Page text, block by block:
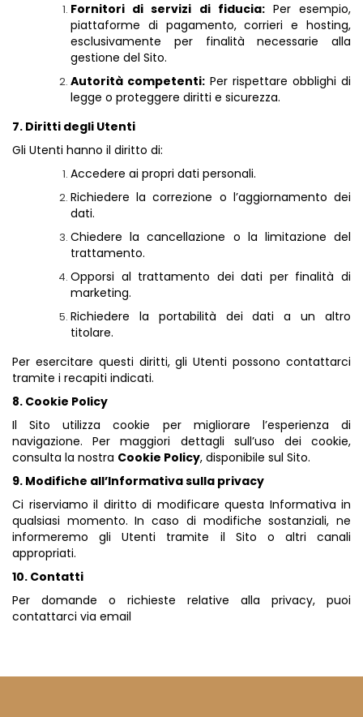
Fornitori di servizi di fiducia:Per esempio,
piattaforme di pagamento, corrieri e hosting,
esclusivamente per finalità necessarie alla
gestione del Sito.
Autorità competenti: Per rispettare obblighi di
legge o proteggere diritti e sicurezza.
7. Diritti degli Utenti
Gli Utenti hanno il diritto di:
Accedere ai propri dati personali.
Richiedere la correzione o l’aggiornamento dei
dati.
Chiedere la cancellazione o la limitazione del
trattamento.
Opporsi al trattamento dei dati per finalità di
marketing.
Richiedere la portabilità dei dati a un altro
titolare.
Per esercitare questi diritti, gli Utenti possono contattarci
tramite i recapiti indicati.
8. Cookie Policy
Il Sito utilizza cookie per migliorare l’esperienza di
navigazione. Per maggiori dettagli sull’uso dei cookie,
consulta la nostra Cookie Policy, disponibile sul Sito.
9. Modifiche all’Informativa sulla privacy
Ci riserviamo il diritto di modificare questa Informativa in
qualsiasi momento. In caso di modifiche sostanziali, ne
informeremo gli Utenti tramite il Sito o altri canali
appropriati.
10. Contatti
Per domande o richieste relative alla privacy, puoi
contattarci via email